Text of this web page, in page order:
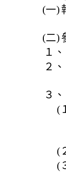
(一)
(二)
１、
２、
３、
(
(
(